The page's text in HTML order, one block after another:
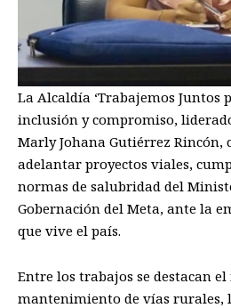
La Alcaldía ‘Trabajemos Juntos
inclusión y compromiso,
Marly Johana Gutiérrez Rincón,
adelantar proyectos viales,
normas de salubridad del
Gobernación del Meta, ante la
que vive el país.
Entre los trabajos se destacan el
mantenimiento de vías rurales,